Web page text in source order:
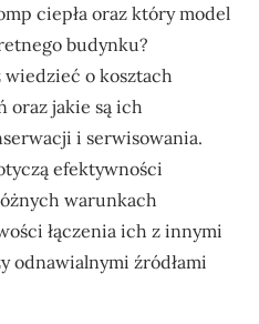
ciepła oraz który model
budynku?
o kosztach
oraz jakie są ich
i serwisowania.
efektywności
warunkach
łączenia ich z innymi
odnawialnymi źródłami